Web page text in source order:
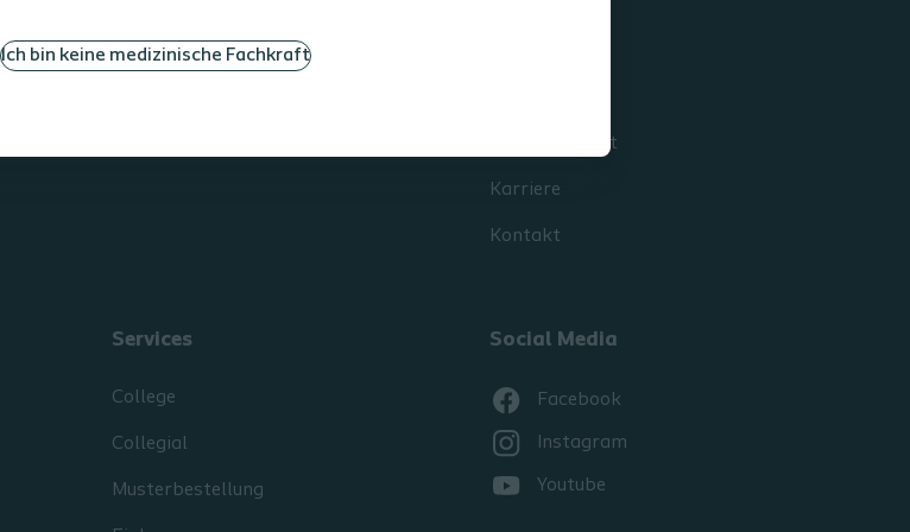
Ich bin keine medizinische Fachkraft
Women's Health
Nachhaltigkeit
Karriere
Kontakt
Services
College
Collegial
Musterbestellung
Social Media
Facebook
Instagram
Youtube